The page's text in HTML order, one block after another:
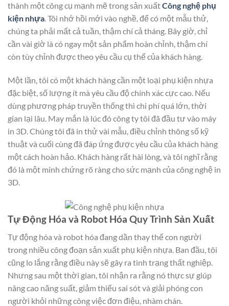
thành một công cụ mạnh mẽ trong sản xuấtCông nghệ phụ
kiện nhựa. Tôi nhớ hồi mới vào nghề, để có một mẫu thử,
chúng ta phải mất cả tuần, thậm chí cả tháng. Bây giờ, chỉ
cần vài giờ là có ngay một sản phẩm hoàn chỉnh, thậm chí
còn tùy chỉnh được theo yêu cầu cụ thể của khách hàng.
Một lần, tôi có một khách hàng cần một loại phụ kiện nhựa
đặc biệt, số lượng ít mà yêu cầu độ chính xác cực cao. Nếu
dùng phương pháp truyền thống thì chi phí quá lớn, thời
gian lại lâu. May mắn là lúc đó công ty tôi đã đầu tư vào máy
in 3D. Chúng tôi đã in thử vài mẫu, điều chỉnh thông số kỹ
thuật và cuối cùng đã đáp ứng được yêu cầu của khách hàng
một cách hoàn hảo. Khách hàng rất hài lòng, và tôi nghĩ rằng
đó là một minh chứng rõ ràng cho sức mạnh của công nghệ in
3D.
Tự Động Hóa và Robot Hóa Quy Trình Sản Xuất
Tự động hóa và robot hóa đang dần thay thế con người
trong nhiều công đoạn sản xuất phụ kiện nhựa. Ban đầu, tôi
cũng lo lắng rằng điều này sẽ gây ra tình trạng thất nghiệp.
Nhưng sau một thời gian, tôi nhận ra rằng nó thực sự giúp
nâng cao năng suất, giảm thiểu sai sót và giải phóng con
người khỏi những công việc đơn điệu, nhàm chán.